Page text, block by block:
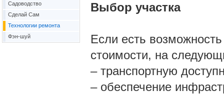
Выбор участка
Если есть
стоимости, на
– транспортную
– обеспечение
Садоводство
Сделай Сам
Технологии ремонта
Фэн-шуй